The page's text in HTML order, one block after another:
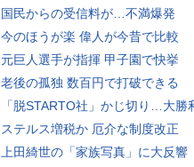
国民からの受信料が…不満爆発
今のほうが楽 偉人が今昔で比較
元巨人選手が指揮 甲子園で快挙
老後の孤独 数百円で打破できる
「脱STARTO社」かじ切り…大勝
ステルス増税か 厄介な制度改正
上田綺世の「家族写真」に大反響